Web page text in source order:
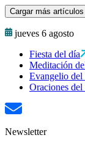
Cargar más artículos
jueves 6 agosto
Fiesta del día
Meditación
Evangelio del
Oraciones del
Newsletter